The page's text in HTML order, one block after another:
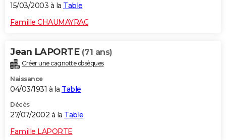
15/03/2003 à la Table
Famille CHAUMAYRAC
Jean LAPORTE (71 ans)
Créer une cagnotte obsèques
Naissance
04/03/1931 à la Table
Décès
27/07/2002 à la Table
Famille LAPORTE